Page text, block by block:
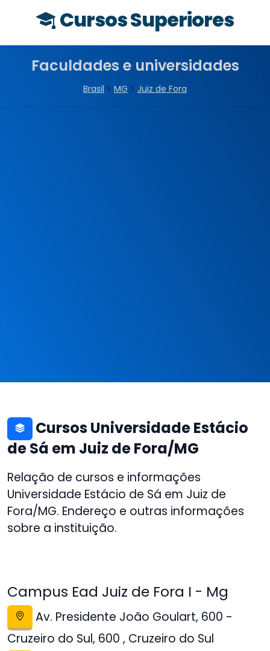
Cursos Superiores
Faculdades e universidades
Brasil > MG > Juiz de Fora
Cursos Universidade Estácio
de Sá em Juiz de Fora/MG
Relação de cursos e informações
Universidade Estácio de Sá em Juiz de
Fora/MG. Endereço e outras informações
sobre a instituição.
Campus Ead Juiz de Fora I - Mg
Av. Presidente João Goulart, 600 -
Cruzeiro do Sul, 600 , Cruzeiro do Sul